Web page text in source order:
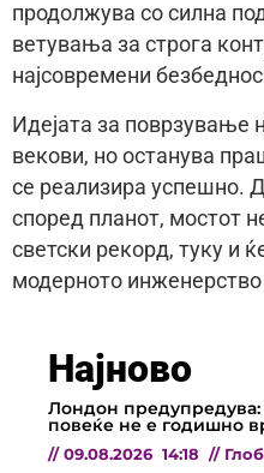
продолжува со силна
ветувања за строга
најсовремени
Идејата за поврзување
векови, но останува
се реализира успешно.
според планот, мостот
светски рекорд, туку и
модерното
Најново
Лондон предупредува:
повеќе не е годишно
// 09.08.2026 14:18 //